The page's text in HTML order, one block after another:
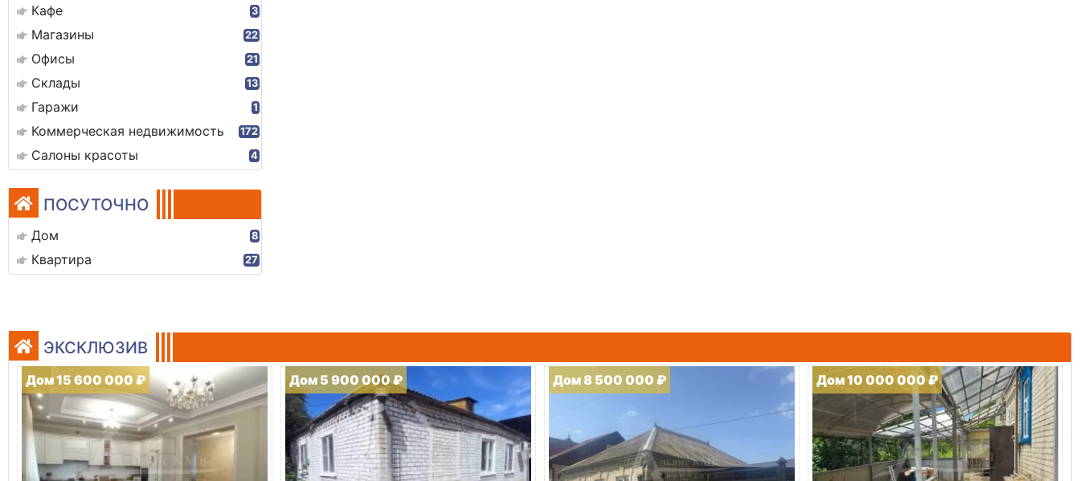
Кафе 3
Магазины 22
Офисы 21
Склады 13
Гаражи 1
Коммерческая недвижимость 172
Салоны красоты 4
ПОСУТОЧНО
Дом 8
Квартира 27
ЭКСКЛЮЗИВ
Дом 15 600 000 ₽ Дом 5 900 000 ₽ Дом 8 500 000 ₽ Дом 10 000 000 ₽